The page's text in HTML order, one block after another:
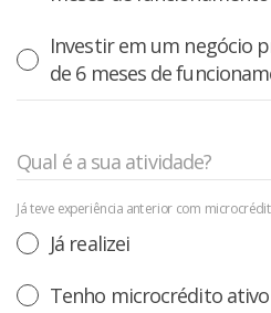
Investir em um negócio
de 6 meses de
Qual é a sua atividade?
Já teve experiência anterior com
Já realizei
Tenho microcrédito ativo